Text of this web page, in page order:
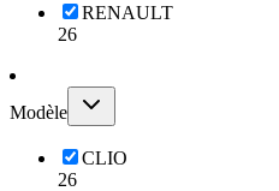
RENAULT
26
Modèle
CLIO
26